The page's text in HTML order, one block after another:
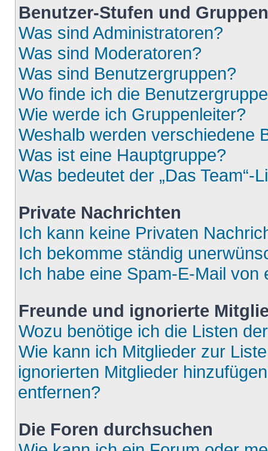
Benutzer-Stufen und Gruppen
Was sind Administratoren?
Was sind Moderatoren?
Was sind Benutzergruppen?
Wo finde ich die
Wie werde ich Gruppenleiter?
Weshalb werden verschiedene
Was ist eine Hauptgruppe?
Was bedeutet der „Das Team“-
Private Nachrichten
Ich kann keine Privaten
Ich bekomme ständig
Ich habe eine Spam-E-Mail
Freunde und ignorierte
Wozu benötige ich die Listen
Wie kann ich Mitglieder zur
ignorierten Mitglieder
entfernen?
Die Foren durchsuchen